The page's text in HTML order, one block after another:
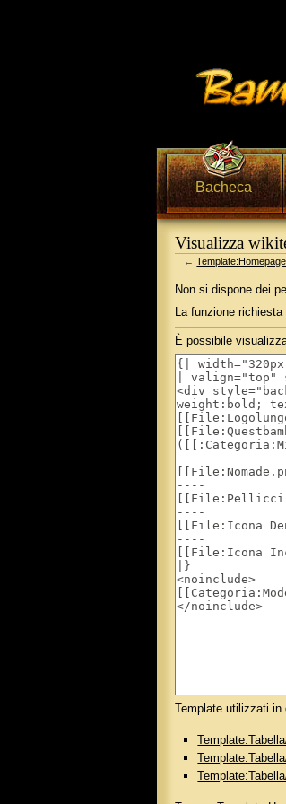
Bacheca
Visualizza
←
Non si dispone dei
La funzione
È possibile
Template utilizzati in